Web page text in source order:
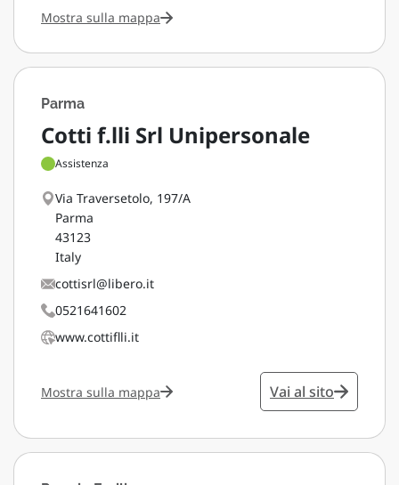
Mostra sulla mappa
Parma
Cotti f.lli Srl Unipersonale
Assistenza
Via Traversetolo, 197/A
Parma
43123
Italy
cottisrl@libero.it
0521641602
www.cottiflli.it
Mostra sulla mappa Vai al sito